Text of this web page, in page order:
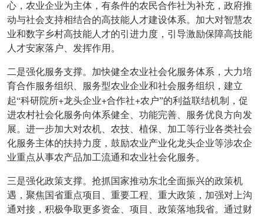
心，农业企业为主体，有条件的农民合作社为补充，政府推
动与社会支持相结合的高技能人才建设体系。加大对智慧农
业和数字乡村高技能人才的引进力度，引导激励保障高技能
人才安家落户、发挥作用。
二是强化服务支撑。加快健全农业社会化服务体系，大力培
育合作服务组织、服务型农业企业和社会服务组织，建立
起“科研院所+龙头企业+合作社+农户”的利益联结机制，促
进农村社会化服务向体系健全、功能完善、服务优良方向发
展。进一步加大对农机、农技、植保、加工等行业各类社会
化服务主体的扶持力度，鼓励农业产业化龙头企业等涉农企
业重点从事农产品加工流通和农业社会化服务。
三是强化政策支撑。抢抓国家推动东北全面振兴的政策机
遇，聚焦国省重点项目、重要工程、重大政策，加强对上沟
通对接，积极争取更多资金、项目、政策落地我省。通过财